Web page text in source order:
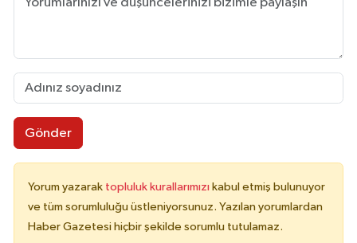
Gönder
Yorum yazarak topluluk kurallarımızı kabul etmiş bulunuyor
ve tüm sorumluluğu üstleniyorsunuz. Yazılan yorumlardan
Haber Gazetesi hiçbir şekilde sorumlu tutulamaz.